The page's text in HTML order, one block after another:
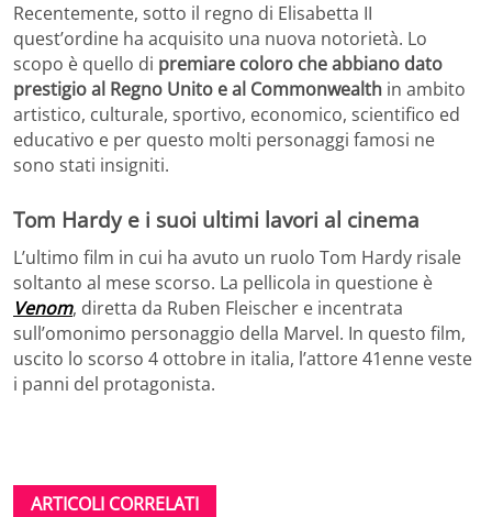
Recentemente, sotto il regno di Elisabetta II
quest’ordine ha acquisito una nuova notorietà. Lo
scopo è quello di premiare coloro che abbiano dato
prestigio al Regno Unito e al Commonwealth in ambito
artistico, culturale, sportivo, economico, scientifico ed
educativo e per questo molti personaggi famosi ne
sono stati insigniti.
Tom Hardy e i suoi ultimi lavori al cinema
L’ultimo film in cui ha avuto un ruolo Tom Hardy risale
soltanto al mese scorso. La pellicola in questione è
Venom, diretta da Ruben Fleischer e incentrata
sull’omonimo personaggio della Marvel. In questo film,
uscito lo scorso 4 ottobre in italia, l’attore 41enne veste
i panni del protagonista.
ARTICOLI CORRELATI